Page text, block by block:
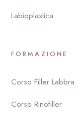
Labioplastica
FORMAZIONE
Corso Filler Labbra
Corso Rinofiller